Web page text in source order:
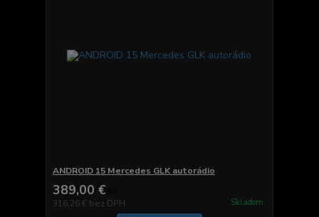
ANDROID 15 Mercedes GLK autorádio
389,00 €
316,26 € bez DPH Skladom